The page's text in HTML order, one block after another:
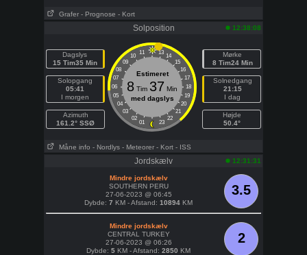
Grafer - Prognose - Kort
Solposition 12:38:08
Dagslys
15 Tim35 Min
Solopgang
05:41
I morgen
Azimuth
161.2° SSØ
11 13
10
14
09
15
08
16
07
17
06
18
05
19
04
20
03
21
02
22
01 23
Estimeret
8 Tim 37 Min
med dagslys
Mørke
8 Tim24 Min
Solnedgang
21:15
I dag
Højde
50.4°
Måne info - Nordlys - Meteorer - Kort - ISS
Jordskælv 12:31:31
3.5
Mindre jordskælv
SOUTHERN PERU
27-06-2023 @ 06:45
Dybde: 7 KM - Afstand: 10894 KM
2
Mindre jordskælv
CENTRAL TURKEY
27-06-2023 @ 06:26
Dybde: 5 KM - Afstand: 2850 KM